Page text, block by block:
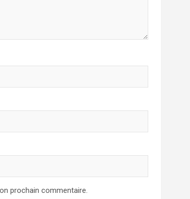
prochain commentaire.